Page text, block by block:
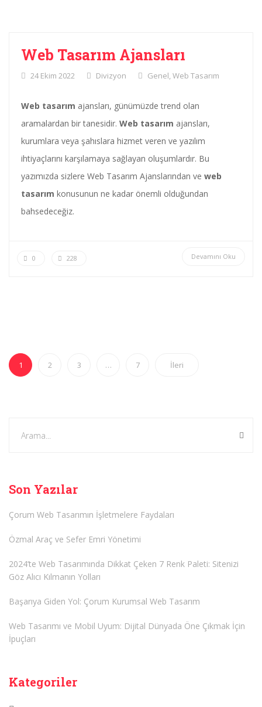
Web Tasarım Ajansları
24 Ekim 2022 Divizyon Genel,Web Tasarım
Web tasarım ajansları, günümüzde trend olan
aramalardan bir tanesidir. Web tasarım ajansları,
kurumlara veya şahıslara hizmet veren ve yazılım
ihtiyaçlarını karşılamaya sağlayan oluşumlardır. Bu
yazımızda sizlere Web Tasarım Ajanslarından ve web
tasarım konusunun ne kadar önemli olduğundan
bahsedeceğiz.
Devamını Oku
0 228
1 2 3 … 7 İleri
Son Yazılar
Çorum Web Tasarımın İşletmelere Faydaları
Özmal Araç ve Sefer Emri Yönetimi
2024’te Web Tasarımında Dikkat Çeken 7 Renk Paleti: Sitenizi
Göz Alıcı Kılmanın Yolları
Başarıya Giden Yol: Çorum Kurumsal Web Tasarım
Web Tasarımı ve Mobil Uyum: Dijital Dünyada Öne Çıkmak İçin
İpuçları
Kategoriler